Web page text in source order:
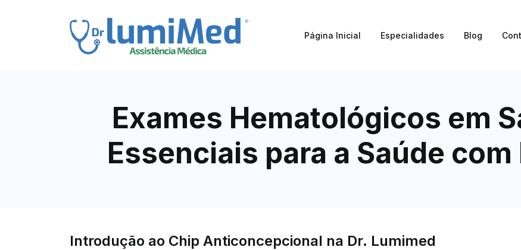
Página Inicial Especialidades Blog
Exames Hematológicos em
Essenciais para a Saúde com
Introdução ao Chip Anticoncepcional na Dr. Lumimed